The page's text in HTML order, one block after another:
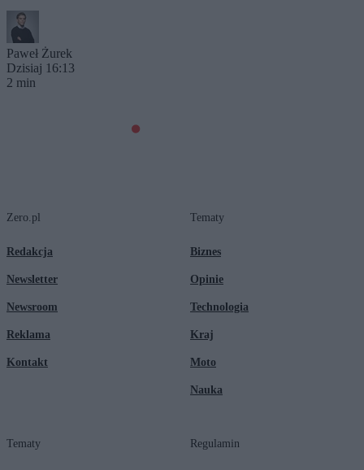
Paweł Żurek
Dzisiaj 16:13
2 min
Zero.pl
Redakcja
Newsletter
Newsroom
Reklama
Kontakt
Tematy
Biznes
Opinie
Technologia
Kraj
Moto
Nauka
Tematy Regulamin